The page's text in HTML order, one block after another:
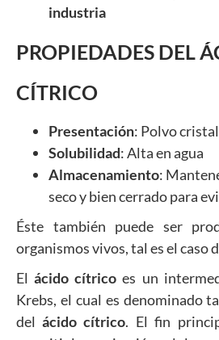
industria
PROPIEDADES DEL
CÍTRICO
Presentación: Polvo
Solubilidad: Alta en agua
Almacenamiento:
seco y bien cerrado para
Éste también puede ser
organismos vivos, tal es el caso
El ácido cítrico es un
Krebs, el cual es denominado
del ácido cítrico. El fin